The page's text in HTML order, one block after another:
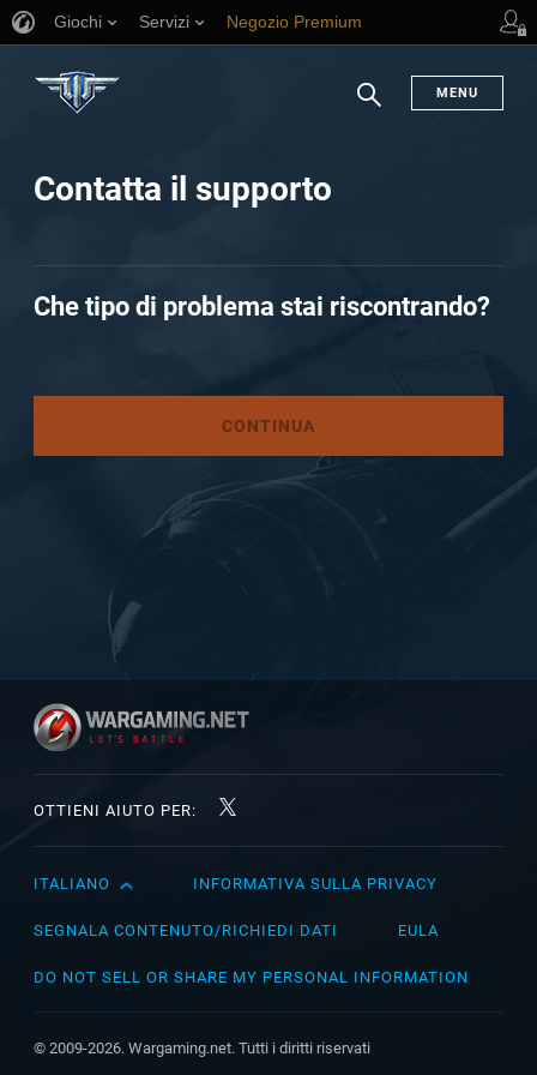
Giochi Servizi Negozio Premium
Ricerca
MENU
Contatta il supporto
Che tipo di problema stai riscontrando?
CONTINUA
OTTIENI AIUTO PER:
English
Čeština
Español (México)
ITALIANO INFORMATIVA SULLA PRIVACY
SEGNALA CONTENUTO/RICHIEDI DATI EULA
DO NOT SELL OR SHARE MY PERSONAL INFORMATION
© 2009-2026. Wargaming.net. Tutti i diritti riservati